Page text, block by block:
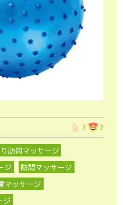
3 2
訪問マッサージ
ジ
訪問マッサージ
ッサージ
ジ